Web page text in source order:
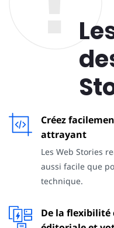
Créez
attrayant
Les Web Stories
aussi facile que
technique.
De la